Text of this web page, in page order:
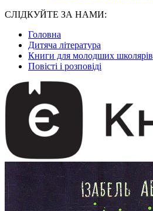
СЛІДКУЙТЕ ЗА НАМИ:
Головна
Дитяча література
Книги для молодших школярів
Повісті і розповіді